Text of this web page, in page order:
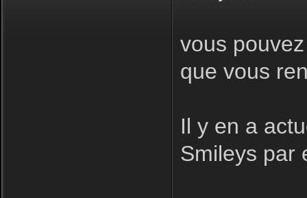
vous
que vous
Il y en a
Smileys par